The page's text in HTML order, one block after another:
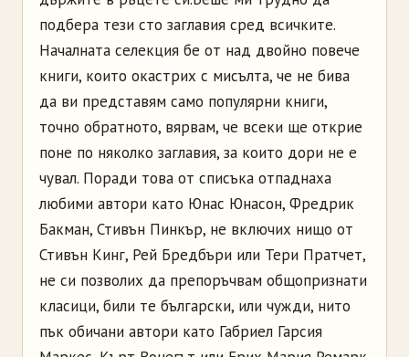
подбера тези сто заглавия сред всичките.
Началната селекция бе от над двойно повече
книги, които окастрих с мисълта, че не бива
да ви представям само популярни книги,
точно обратното, вярвам, че всеки ще открие
поне по няколко заглавия, за които дори не е
чувал. Поради това от списъка отпаднаха
любими автори като Юнас Юнасон, Фредрик
Бакман, Стивън Пинкър, не включих нищо от
Стивън Кинг, Рей Бредбъри или Тери Пратчет,
не си позволих да препоръчвам общопризнати
класици, били те български, или чужди, нито
пък обичани автори като Габриел Гарсия